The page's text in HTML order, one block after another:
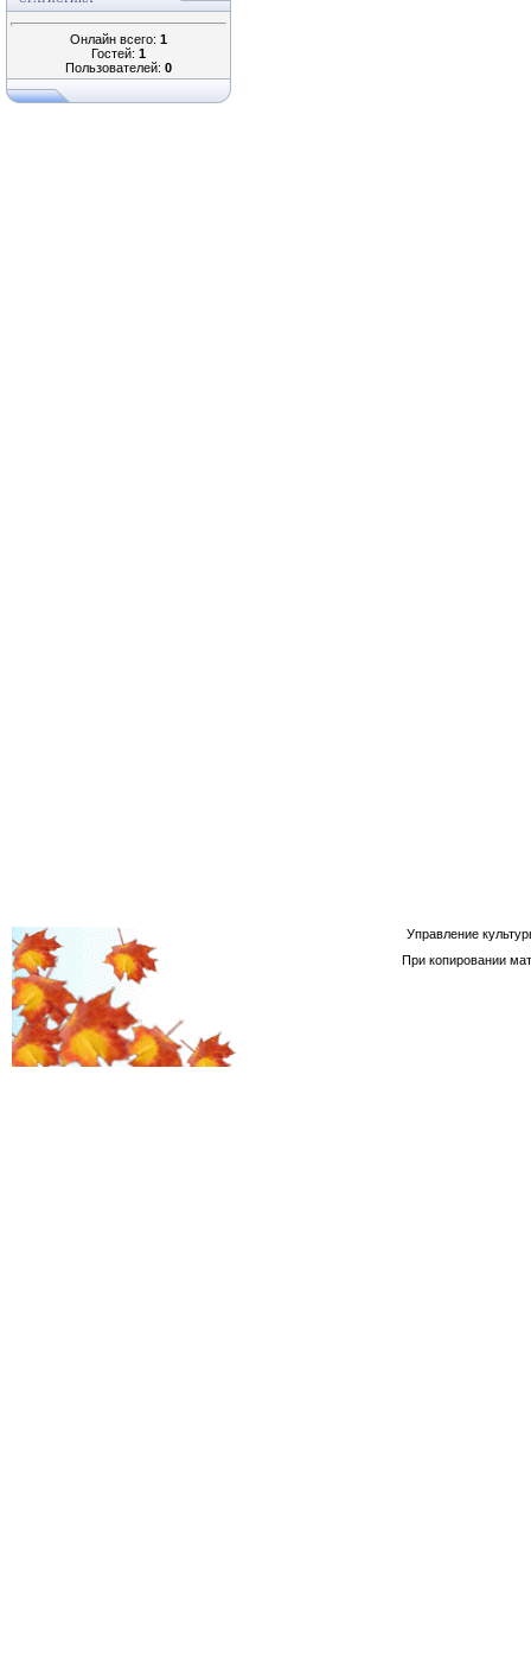
Онлайн всего: 1
Гостей: 1
Пользователей: 0
Управление
При копировании